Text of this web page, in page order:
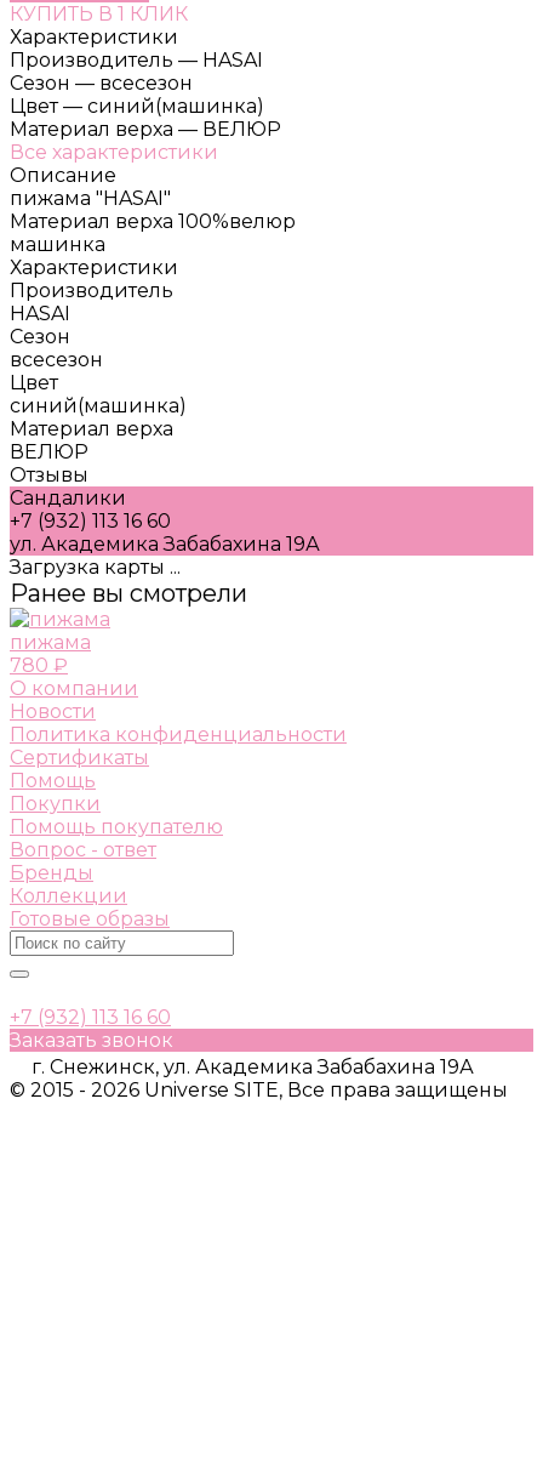
КУПИТЬ В 1 КЛИК
Характеристики
Производитель — HASAI
Сезон — всесезон
Цвет — синий(машинка)
Материал верха — ВЕЛЮР
Все характеристики
Описание
пижама "HASAI"
Материал верха 100%велюр
машинка
Характеристики
Производитель
HASAI
Сезон
всесезон
Цвет
синий(машинка)
Материал верха
ВЕЛЮР
Отзывы
Сандалики
+7 (932) 113 16 60
ул. Академика Забабахина 19А
Загрузка карты ...
Ранее вы смотрели
пижама
780 ₽
О компании
Новости
Политика конфиденциальности
Сертификаты
Помощь
Покупки
Помощь покупателю
Вопрос - ответ
Бренды
Коллекции
Готовые образы
+7 (932) 113 16 60
Заказать звонок
г. Снежинск, ул. Академика Забабахина 19А
© 2015 - 2026 Universe SITE, Все права защищены